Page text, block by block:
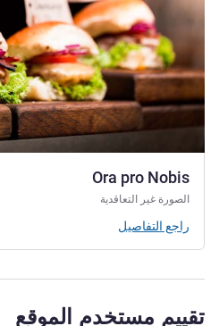
Ora pro Nobis
الصورة غير التعاقدية
راجع التفاصيل
تقييم مستخدم الموقع